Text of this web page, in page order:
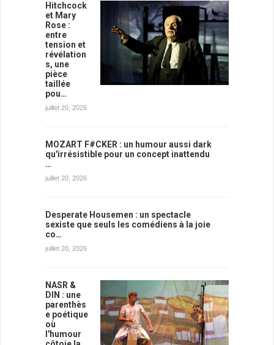
Hitchcock
et Mary
Rose :
entre
tension et
révélation
s, une
pièce
taillée
pou…
juillet 20, 2026
MOZART F#CKER : un humour aussi dark
qu'irrésistible pour un concept inattendu
…
juillet 20, 2026
Desperate Housemen : un spectacle
sexiste que seuls les comédiens à la joie
co…
juillet 20, 2026
NASR &
DIN : une
parenthès
e poétique
où
l'humour